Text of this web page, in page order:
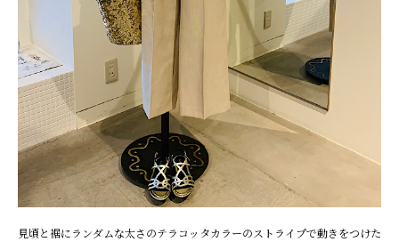
見頃と裾にランダムな太さのテラコッタカラーのストライプで動きをつけた